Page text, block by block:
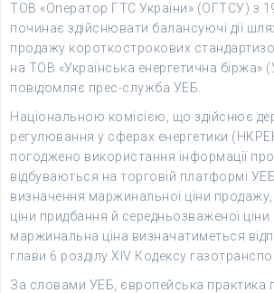
ТОВ «Оператор ГТС України» (ОГТСУ) з
починає здійснювати балансуючі дії
продажу короткострокових
на ТОВ «Українська енергетична біржа»
повідомляє прес-служба УЕБ.
Національною комісією, що здійснює
регулювання у сферах енергетики
погоджено використання інформації
відбуваються на торговій платформі
визначення маржинальної ціни
ціни придбання й середньозваженої ціни
маржинальна ціна визначатиметься
глави 6 розділу ХІV Кодексу
За словами УЕБ, європейська практика